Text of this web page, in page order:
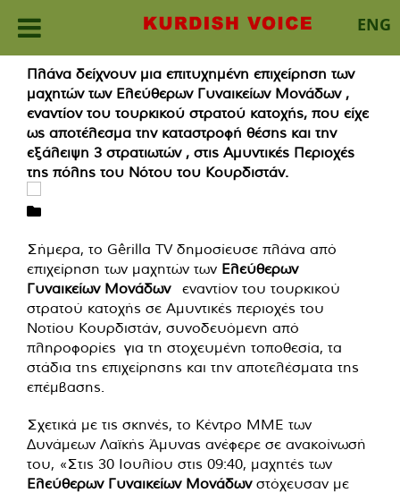
ENG
content
Πλάνα δείχνουν μια επιτυχημένη επιχείρηση των
μαχητών των Ελεύθερων Γυναικείων Μονάδων ,
εναντίον του τουρκικού στρατού κατοχής, που είχε
ως αποτέλεσμα την καταστροφή θέσης και την
εξάλειψη 3 στρατιωτών , στις Αμυντικές Περιοχές
της πόλης του Νότου του Κουρδιστάν.
Σήμερα, το Gêrilla TV δημοσίευσε πλάνα από
επιχείρηση των μαχητών των Ελεύθερων
Γυναικείων Μονάδωνεναντίον του τουρκικού
στρατού κατοχής σε Αμυντικές περιοχές του
Νοτίου Κουρδιστάν, συνοδευόμενη από
πληροφορίες για τη στοχευμένη τοποθεσία, τα
στάδια της επιχείρησης και την αποτελέσματα της
επέμβασης.
Σχετικά με τις σκηνές, το Κέντρο ΜΜΕ των
Δυνάμεων Λαϊκής Άμυνας ανέφερε σε ανακοίνωσή
του, «Στις 30 Ιουλίου στις 09:40, μαχητές των
Ελεύθερων Γυναικείων Μονάδωνστόχευσαν με